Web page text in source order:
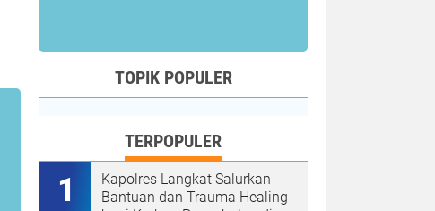
TOPIK POPULER
TERPOPULER
Kapolres Langkat Salurkan
Bantuan dan Trauma Healing